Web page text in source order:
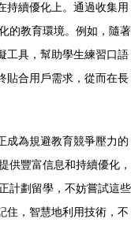
持續優化上。通過收集用
的教育環境。例如，隨著
工具，幫助學生練習口語
貼合用戶需求，從而在長
成為規避教育競爭壓力的
供豐富信息和持續優化，
計劃留學，不妨嘗試這些
住，智慧地利用技術，不